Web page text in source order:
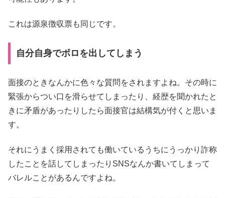
これは源泉徴収票も同じです。
自分自身でボロを出してしまう
面接のときなんかに色々な質問をされますよね。その時に
緊張からつい口を滑らせてしまったり、経歴を聞かれたと
きに矛盾があったりしたら面接官は結構気が付くと思いま
す。
それにうまく採用されても働いているうちにうっかり詐称
したことを話してしまったりSNSなんか書いてしまって
バレルことがあるんですよね。